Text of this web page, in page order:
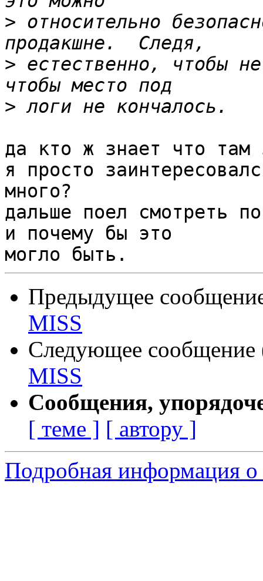
> относительно
> естественно, чтобы
>
да кто ж знает что
я просто
много?
дальше поел смотреть
и почему бы это
Предыдущее
MISS
Следующее сообщение
MISS
Сообщения,
[ теме ] [ автору ]
Подробная информация